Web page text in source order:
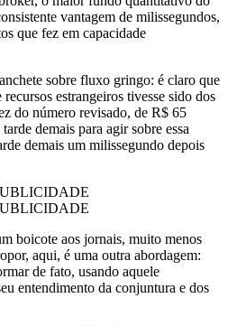
vantagem de milissegundos,
que fez em capacidade
sobre fluxo gringo: é claro que
estrangeiros tivesse sido dos
do número revisado, de R$ 65
demais para agir sobre essa
demais um milissegundo depois
boicote aos jornais, muito menos
aqui, é uma outra abordagem:
de fato, usando aquele
entendimento da conjuntura e dos